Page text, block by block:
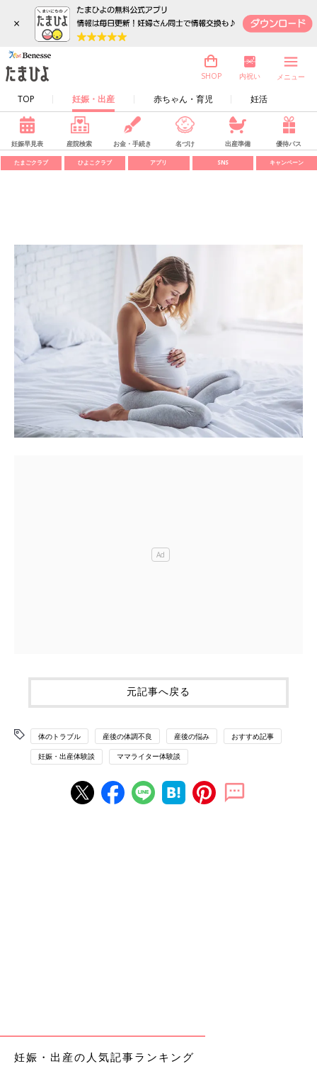
×
TOP 妊娠・出産 赤ちゃん・育児 妊活
SHOP 内祝い メニュー
妊娠早見表 産院検索 お金・手続き 名づけ 出産準備 優待パス
たまごクラブ ひよこクラブ アプリ SNS キャンペーン
元記事へ戻る
体のトラブル 産後の体調不良 産後の悩み おすすめ記事
妊娠・出産体験談 ママライター体験談
妊娠・出産の人気記事ランキング